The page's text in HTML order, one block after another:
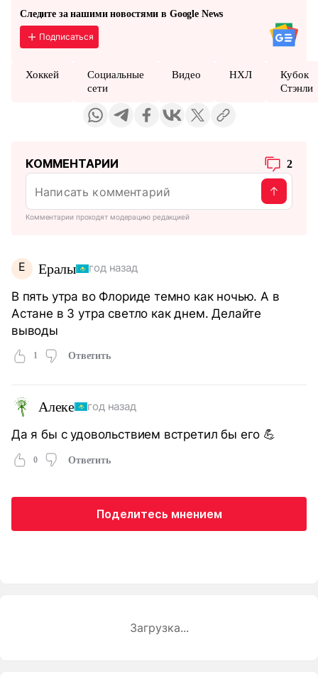
Следите за нашими новостями в Google News
Подписаться
Хоккей
Социальные
сети
Видео НХЛ
Кубок
Стэнли
КОММЕНТАРИИ 2
Комментарии проходят модерацию редакцией
Е Ералы год назад
В пять утра во Флориде темно как ночью. А в
Астане в 3 утра светло как днем. Делайте
выводы
1 Ответить
Алеке год назад
Да я бы с удовольствием встретил бы его 💪
0 Ответить
Поделитесь мнением
Загрузка...